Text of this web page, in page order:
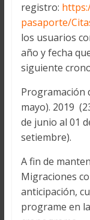
registro:
pasaporte/
los usuarios
año y fecha
siguiente
Programación
mayo). 2019
de junio al 01
setiembre).
A fin de
Migraciones
anticipación,
programe en